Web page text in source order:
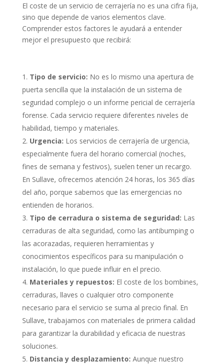
El coste de un servicio de cerrajería no es una cifra fija,
sino que depende de varios elementos clave.
Comprender estos factores le ayudará a entender
mejor el presupuesto que recibirá:
Tipo de servicio: No es lo mismo una apertura de
puerta sencilla que la instalación de un sistema de
seguridad complejo o un informe pericial de cerrajería
forense. Cada servicio requiere diferentes niveles de
habilidad, tiempo y materiales.
Urgencia: Los servicios de cerrajería de urgencia,
especialmente fuera del horario comercial (noches,
fines de semana y festivos), suelen tener un recargo.
En Sullave, ofrecemos atención 24 horas, los 365 días
del año, porque sabemos que las emergencias no
entienden de horarios.
Tipo de cerradura o sistema de seguridad: Las
cerraduras de alta seguridad, como las antibumping o
las acorazadas, requieren herramientas y
conocimientos específicos para su manipulación o
instalación, lo que puede influir en el precio.
Materiales y repuestos: El coste de los bombines,
cerraduras, llaves o cualquier otro componente
necesario para el servicio se suma al precio final. En
Sullave, trabajamos con materiales de primera calidad
para garantizar la durabilidad y eficacia de nuestras
soluciones.
Distancia y desplazamiento: Aunque nuestro